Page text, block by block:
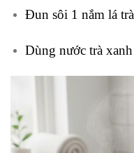
Đun sôi 1 nắm lá
Dùng nước trà